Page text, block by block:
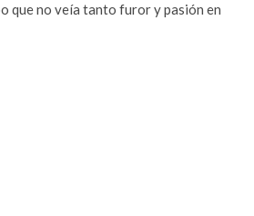
que no veía tanto furor y pasión en